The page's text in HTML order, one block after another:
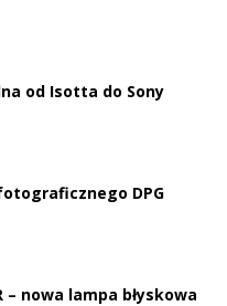
od Isotta do Sony
DPG
– nowa lampa błyskowa